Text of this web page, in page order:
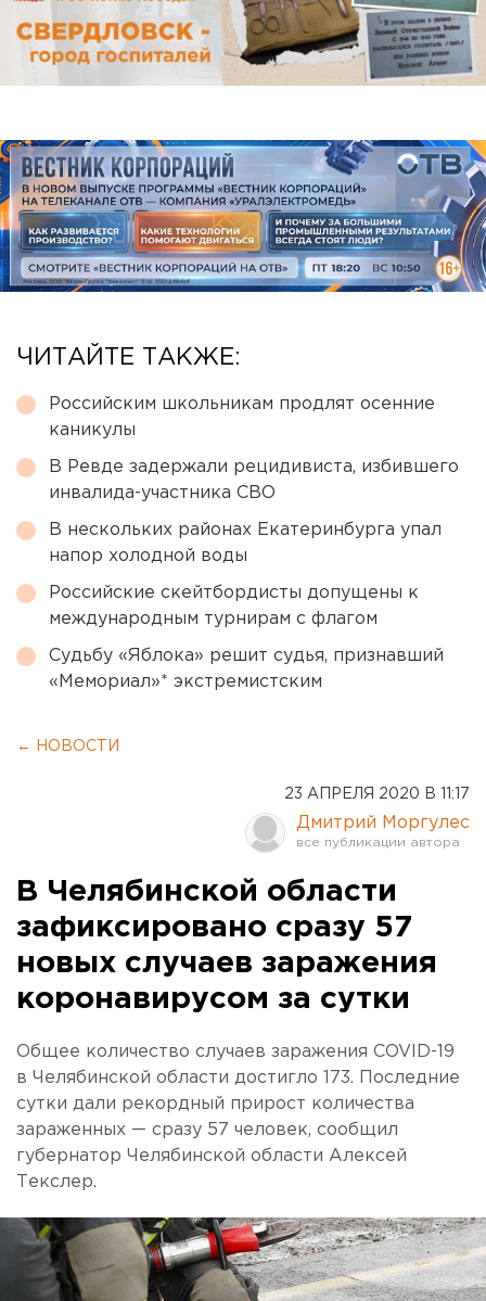
ЧИТАЙТЕ ТАКЖЕ:
Российским школьникам продлят осенние
каникулы
В Ревде задержали рецидивиста, избившего
инвалида-участника СВО
В нескольких районах Екатеринбурга упал
напор холодной воды
Российские скейтбордисты допущены к
международным турнирам с флагом
Судьбу «Яблока» решит судья, признавший
«Мемориал»* экстремистским
← НОВОСТИ
23 АПРЕЛЯ 2020 В 11:17
Дмитрий Моргулес
В Челябинской области
зафиксировано сразу 57
новых случаев заражения
коронавирусом за сутки
Общее количество случаев заражения COVID-19
в Челябинской области достигло 173. Последние
сутки дали рекордный прирост количества
зараженных — сразу 57 человек, сообщил
губернатор Челябинской области Алексей
Текслер.